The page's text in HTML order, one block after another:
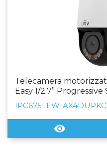
Telecamera
Easy 1/2.7”
2.8~12mm (4X) AF | IR
luminoso WEB,
NVR
IPC675LFW-